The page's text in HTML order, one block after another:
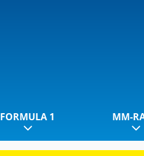
FORMULA 1 MM-